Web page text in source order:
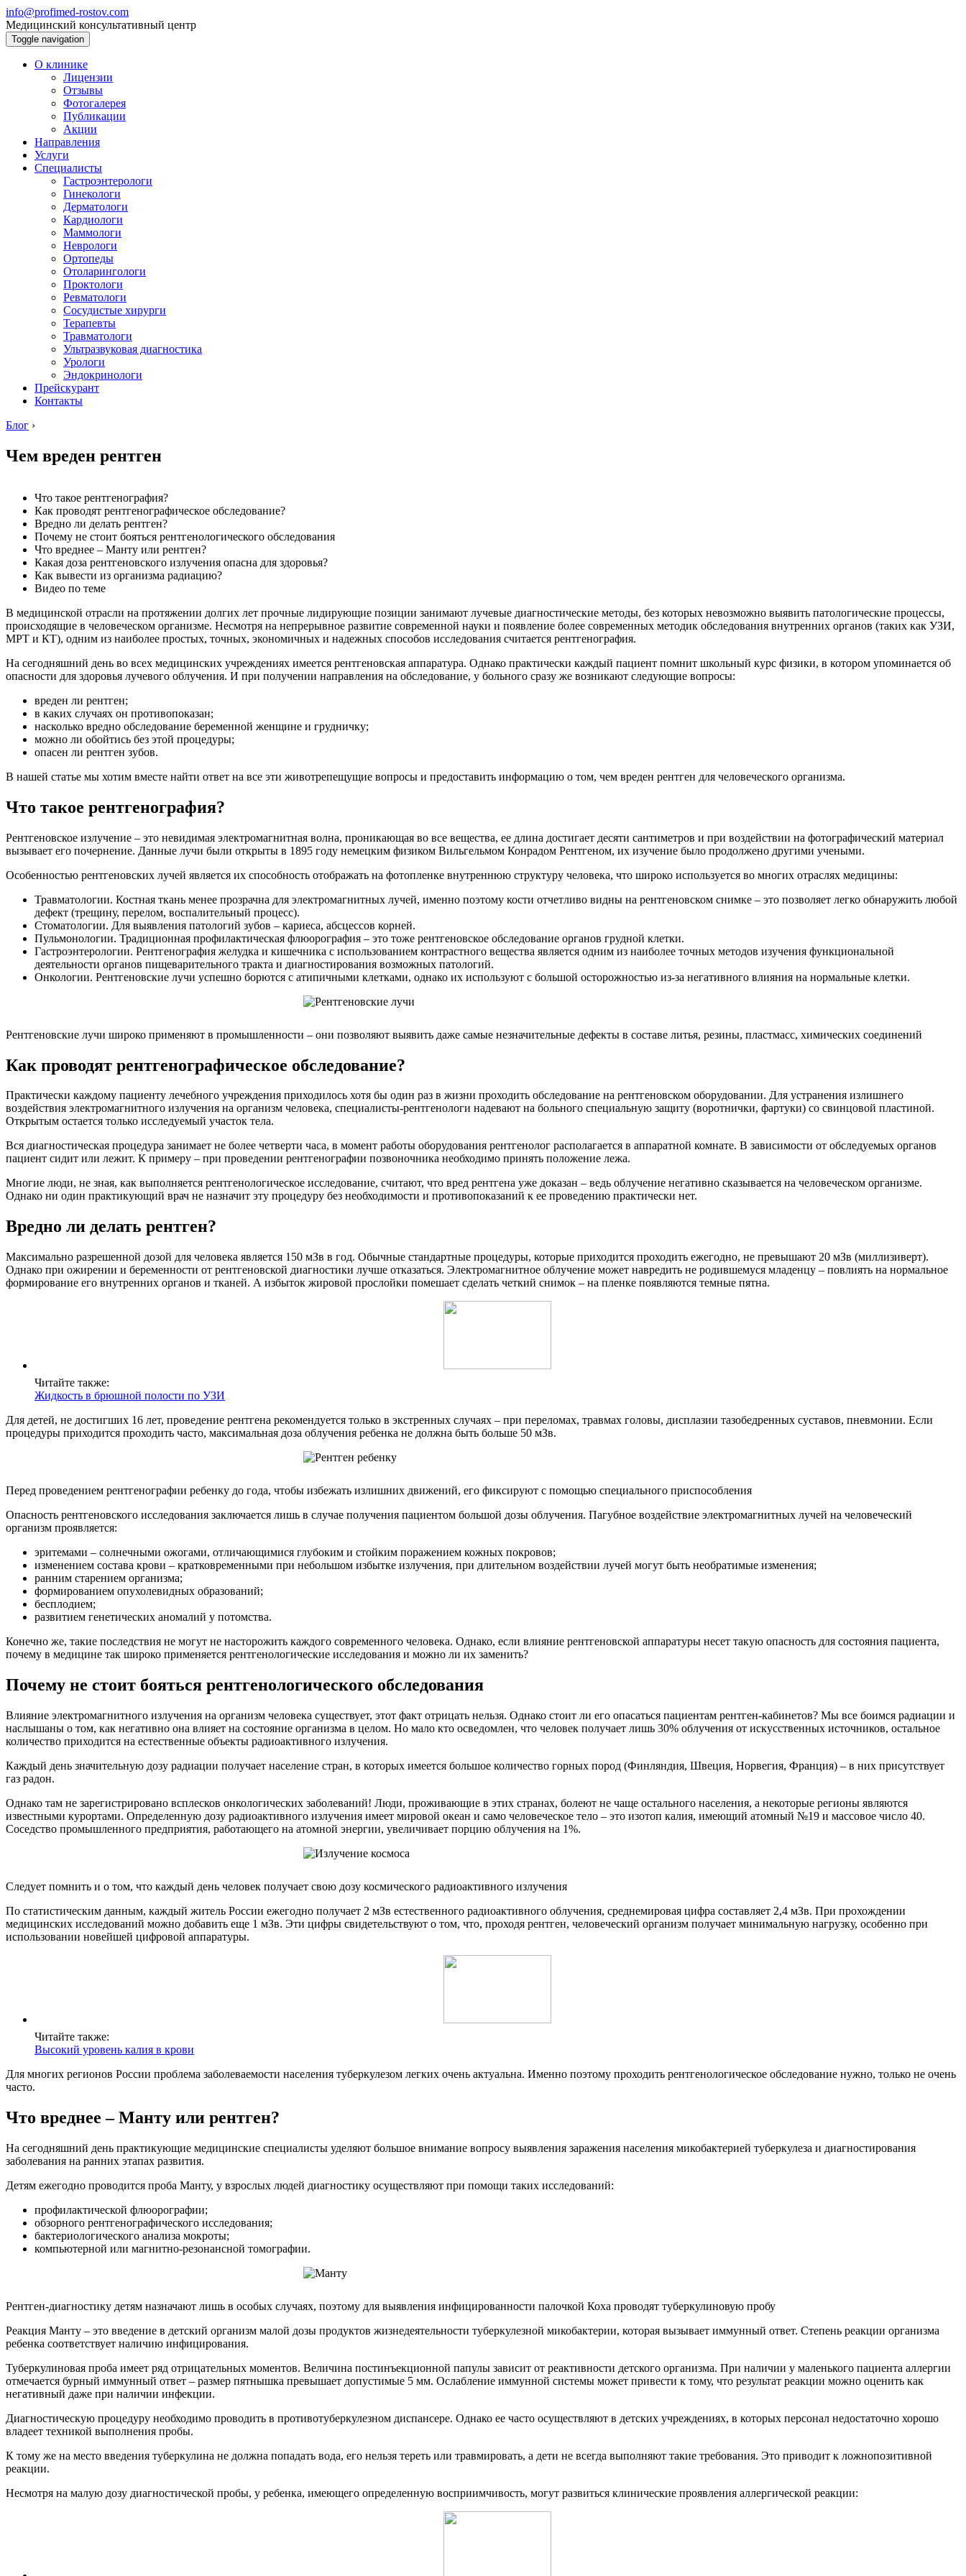
info@profimed-rostov.com
Медицинский консультативный центр
Toggle navigation
О клинике
Лицензии
Отзывы
Фотогалерея
Публикации
Акции
Направления
Услуги
Специалисты
Гастроэнтерологи
Гинекологи
Дерматологи
Кардиологи
Маммологи
Неврологи
Ортопеды
Отоларингологи
Проктологи
Ревматологи
Сосудистые хирурги
Терапевты
Травматологи
Ультразвуковая диагностика
Урологи
Эндокринологи
Прейскурант
Контакты
Блог ›
Чем вреден рентген
Что такое рентгенография?
Как проводят рентгенографическое обследование?
Вредно ли делать рентген?
Почему не стоит бояться рентгенологического обследования
Что вреднее – Манту или рентген?
Какая доза рентгеновского излучения опасна для здоровья?
Как вывести из организма радиацию?
Видео по теме
В медицинской отрасли на протяжении долгих лет прочные лидирующие позиции занимают лучевые диагностические методы, без которых невозможно выявить патологические процессы,
происходящие в человеческом организме. Несмотря на непрерывное развитие современной науки и появление более современных методик обследования внутренних органов (таких как УЗИ,
МРТ и КТ), одним из наиболее простых, точных, экономичных и надежных способов исследования считается рентгенография.
На сегодняшний день во всех медицинских учреждениях имеется рентгеновская аппаратура. Однако практически каждый пациент помнит школьный курс физики, в котором упоминается об
опасности для здоровья лучевого облучения. И при получении направления на обследование, у больного сразу же возникают следующие вопросы:
вреден ли рентген;
в каких случаях он противопоказан;
насколько вредно обследование беременной женщине и грудничку;
можно ли обойтись без этой процедуры;
опасен ли рентген зубов.
В нашей статье мы хотим вместе найти ответ на все эти животрепещущие вопросы и предоставить информацию о том, чем вреден рентген для человеческого организма.
Что такое рентгенография?
Рентгеновское излучение – это невидимая электромагнитная волна, проникающая во все вещества, ее длина достигает десяти сантиметров и при воздействии на фотографический материал
вызывает его почернение. Данные лучи были открыты в 1895 году немецким физиком Вильгельмом Конрадом Рентгеном, их изучение было продолжено другими учеными.
Особенностью рентгеновских лучей является их способность отображать на фотопленке внутреннюю структуру человека, что широко используется во многих отраслях медицины:
Травматологии. Костная ткань менее прозрачна для электромагнитных лучей, именно поэтому кости отчетливо видны на рентгеновском снимке – это позволяет легко обнаружить любой
дефект (трещину, перелом, воспалительный процесс).
Стоматологии. Для выявления патологий зубов – кариеса, абсцессов корней.
Пульмонологии. Традиционная профилактическая флюорография – это тоже рентгеновское обследование органов грудной клетки.
Гастроэнтерологии. Рентгенография желудка и кишечника с использованием контрастного вещества является одним из наиболее точных методов изучения функциональной
деятельности органов пищеварительного тракта и диагностирования возможных патологий.
Онкологии. Рентгеновские лучи успешно борются с атипичными клетками, однако их используют с большой осторожностью из-за негативного влияния на нормальные клетки.
Рентгеновские лучи широко применяют в промышленности – они позволяют выявить даже самые незначительные дефекты в составе литья, резины, пластмасс, химических соединений
Как проводят рентгенографическое обследование?
Практически каждому пациенту лечебного учреждения приходилось хотя бы один раз в жизни проходить обследование на рентгеновском оборудовании. Для устранения излишнего
воздействия электромагнитного излучения на организм человека, специалисты-рентгенологи надевают на больного специальную защиту (воротнички, фартуки) со свинцовой пластиной.
Открытым остается только исследуемый участок тела.
Вся диагностическая процедура занимает не более четверти часа, в момент работы оборудования рентгенолог располагается в аппаратной комнате. В зависимости от обследуемых органов
пациент сидит или лежит. К примеру – при проведении рентгенографии позвоночника необходимо принять положение лежа.
Многие люди, не зная, как выполняется рентгенологическое исследование, считают, что вред рентгена уже доказан – ведь облучение негативно сказывается на человеческом организме.
Однако ни один практикующий врач не назначит эту процедуру без необходимости и противопоказаний к ее проведению практически нет.
Вредно ли делать рентген?
Максимально разрешенной дозой для человека является 150 мЗв в год. Обычные стандартные процедуры, которые приходится проходить ежегодно, не превышают 20 мЗв (миллизиверт).
Однако при ожирении и беременности от рентгеновской диагностики лучше отказаться. Электромагнитное облучение может навредить не родившемуся младенцу – повлиять на нормальное
формирование его внутренних органов и тканей. А избыток жировой прослойки помешает сделать четкий снимок – на пленке появляются темные пятна.
Читайте также:
Жидкость в брюшной полости по УЗИ
Для детей, не достигших 16 лет, проведение рентгена рекомендуется только в экстренных случаях – при переломах, травмах головы, дисплазии тазобедренных суставов, пневмонии. Если
процедуры приходится проходить часто, максимальная доза облучения ребенка не должна быть больше 50 мЗв.
Перед проведением рентгенографии ребенку до года, чтобы избежать излишних движений, его фиксируют с помощью специального приспособления
Опасность рентгеновского исследования заключается лишь в случае получения пациентом большой дозы облучения. Пагубное воздействие электромагнитных лучей на человеческий
организм проявляется:
эритемами – солнечными ожогами, отличающимися глубоким и стойким поражением кожных покровов;
изменением состава крови – кратковременными при небольшом избытке излучения, при длительном воздействии лучей могут быть необратимые изменения;
ранним старением организма;
формированием опухолевидных образований;
бесплодием;
развитием генетических аномалий у потомства.
Конечно же, такие последствия не могут не насторожить каждого современного человека. Однако, если влияние рентгеновской аппаратуры несет такую опасность для состояния пациента,
почему в медицине так широко применяется рентгенологические исследования и можно ли их заменить?
Почему не стоит бояться рентгенологического обследования
Влияние электромагнитного излучения на организм человека существует, этот факт отрицать нельзя. Однако стоит ли его опасаться пациентам рентген-кабинетов? Мы все боимся радиации и
наслышаны о том, как негативно она влияет на состояние организма в целом. Но мало кто осведомлен, что человек получает лишь 30% облучения от искусственных источников, остальное
количество приходится на естественные объекты радиоактивного излучения.
Каждый день значительную дозу радиации получает население стран, в которых имеется большое количество горных пород (Финляндия, Швеция, Норвегия, Франция) – в них присутствует
газ радон.
Однако там не зарегистрировано всплесков онкологических заболеваний! Люди, проживающие в этих странах, болеют не чаще остального населения, а некоторые регионы являются
известными курортами. Определенную дозу радиоактивного излучения имеет мировой океан и само человеческое тело – это изотоп калия, имеющий атомный №19 и массовое число 40.
Соседство промышленного предприятия, работающего на атомной энергии, увеличивает порцию облучения на 1%.
Следует помнить и о том, что каждый день человек получает свою дозу космического радиоактивного излучения
По статистическим данным, каждый житель России ежегодно получает 2 мЗв естественного радиоактивного облучения, среднемировая цифра составляет 2,4 мЗв. При прохождении
медицинских исследований можно добавить еще 1 мЗв. Эти цифры свидетельствуют о том, что, проходя рентген, человеческий организм получает минимальную нагрузку, особенно при
использовании новейшей цифровой аппаратуры.
Читайте также:
Высокий уровень калия в крови
Для многих регионов России проблема заболеваемости населения туберкулезом легких очень актуальна. Именно поэтому проходить рентгенологическое обследование нужно, только не очень
часто.
Что вреднее – Манту или рентген?
На сегодняшний день практикующие медицинские специалисты уделяют большое внимание вопросу выявления заражения населения микобактерией туберкулеза и диагностирования
заболевания на ранних этапах развития.
Детям ежегодно проводится проба Манту, у взрослых людей диагностику осуществляют при помощи таких исследований:
профилактической флюорографии;
обзорного рентгенографического исследования;
бактериологического анализа мокроты;
компьютерной или магнитно-резонансной томографии.
Рентген-диагностику детям назначают лишь в особых случаях, поэтому для выявления инфицированности палочкой Коха проводят туберкулиновую пробу
Реакция Манту – это введение в детский организм малой дозы продуктов жизнедеятельности туберкулезной микобактерии, которая вызывает иммунный ответ. Степень реакции организма
ребенка соответствует наличию инфицирования.
Туберкулиновая проба имеет ряд отрицательных моментов. Величина постинъекционной папулы зависит от реактивности детского организма. При наличии у маленького пациента аллергии
отмечается бурный иммунный ответ – размер пятнышка превышает допустимые 5 мм. Ослабление иммунной системы может привести к тому, что результат реакции можно оценить как
негативный даже при наличии инфекции.
Диагностическую процедуру необходимо проводить в противотуберкулезном диспансере. Однако ее часто осуществляют в детских учреждениях, в которых персонал недостаточно хорошо
владеет техникой выполнения пробы.
К тому же на место введения туберкулина не должна попадать вода, его нельзя тереть или травмировать, а дети не всегда выполняют такие требования. Это приводит к ложнопозитивной
реакции.
Несмотря на малую дозу диагностической пробы, у ребенка, имеющего определенную восприимчивость, могут развиться клинические проявления аллергической реакции: